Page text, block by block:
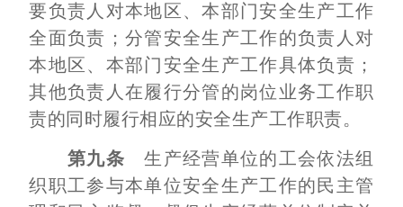
要负责人对本地区、本部门安全生产工作
全面负责；分管安全生产工作的负责人对
本地区、本部门安全生产工作具体负责；
其他负责人在履行分管的岗位业务工作职
责的同时履行相应的安全生产工作职责。
第九条 生产经营单位的工会依法组
织职工参与本单位安全生产工作的民主管